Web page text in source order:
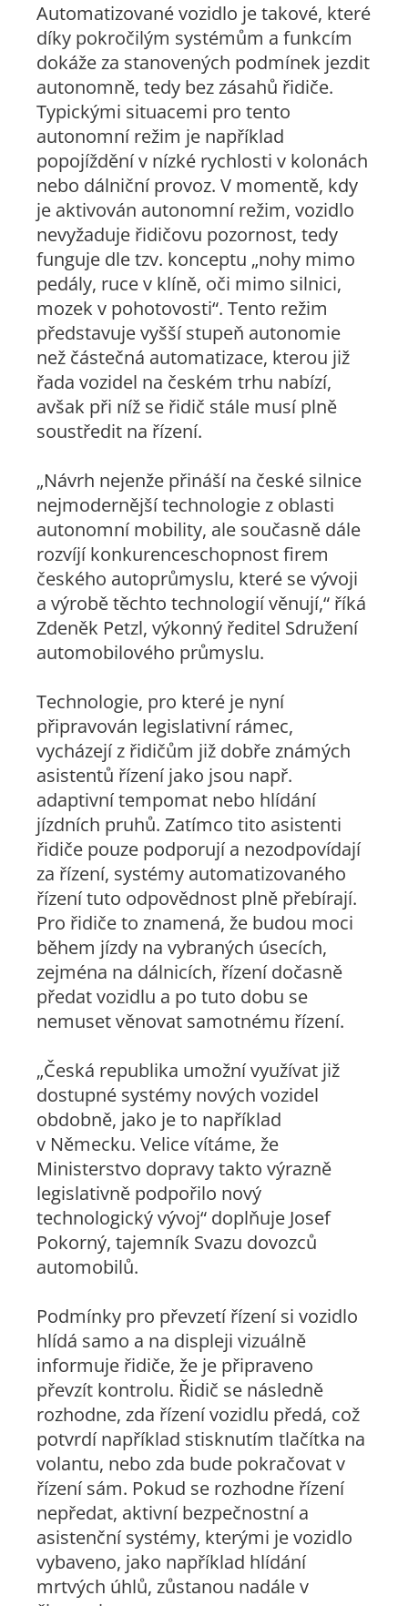
Automatizované vozidlo je takové, které
díky pokročilým systémům a funkcím
dokáže za stanovených podmínek jezdit
autonomně, tedy bez zásahů řidiče.
Typickými situacemi pro tento
autonomní režim je například
popojíždění v nízké rychlosti v kolonách
nebo dálniční provoz. V momentě, kdy
je aktivován autonomní režim, vozidlo
nevyžaduje řidičovu pozornost, tedy
funguje dle tzv. konceptu „nohy mimo
pedály, ruce v klíně, oči mimo silnici,
mozek v pohotovosti“. Tento režim
představuje vyšší stupeň autonomie
než částečná automatizace, kterou již
řada vozidel na českém trhu nabízí,
avšak při níž se řidič stále musí plně
soustředit na řízení.
„Návrh nejenže přináší na české silnice
nejmodernější technologie z oblasti
autonomní mobility, ale současně dále
rozvíjí konkurenceschopnost firem
českého autoprůmyslu, které se vývoji
a výrobě těchto technologií věnují,“ říká
Zdeněk Petzl, výkonný ředitel Sdružení
automobilového průmyslu.
Technologie, pro které je nyní
připravován legislativní rámec,
vycházejí z řidičům již dobře známých
asistentů řízení jako jsou např.
adaptivní tempomat nebo hlídání
jízdních pruhů. Zatímco tito asistenti
řidiče pouze podporují a nezodpovídají
za řízení, systémy automatizovaného
řízení tuto odpovědnost plně přebírají.
Pro řidiče to znamená, že budou moci
během jízdy na vybraných úsecích,
zejména na dálnicích, řízení dočasně
předat vozidlu a po tuto dobu se
nemuset věnovat samotnému řízení.
„Česká republika umožní využívat již
dostupné systémy nových vozidel
obdobně, jako je to například
v Německu. Velice vítáme, že
Ministerstvo dopravy takto výrazně
legislativně podpořilo nový
technologický vývoj“ doplňuje Josef
Pokorný, tajemník Svazu dovozců
automobilů.
Podmínky pro převzetí řízení si vozidlo
hlídá samo a na displeji vizuálně
informuje řidiče, že je připraveno
převzít kontrolu. Řidič se následně
rozhodne, zda řízení vozidlu předá, což
potvrdí například stisknutím tlačítka na
volantu, nebo zda bude pokračovat v
řízení sám. Pokud se rozhodne řízení
nepředat, aktivní bezpečnostní a
asistenční systémy, kterými je vozidlo
vybaveno, jako například hlídání
mrtvých úhlů, zůstanou nadále v